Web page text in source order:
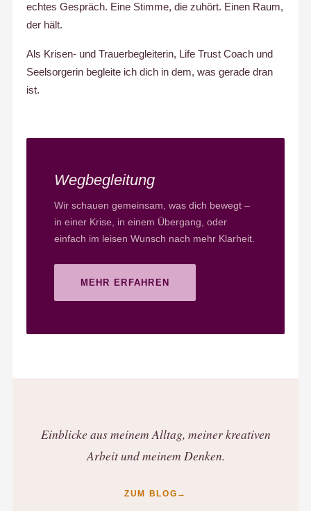
echtes Gespräch. Eine Stimme, die zuhört. Einen Raum,
der hält.
Als Krisen- und Trauerbegleiterin, Life Trust Coach und
Seelsorgerin begleite ich dich in dem, was gerade dran
ist.
Wegbegleitung
Wir schauen gemeinsam, was dich bewegt –
in einer Krise, in einem Übergang, oder
einfach im leisen Wunsch nach mehr Klarheit.
MEHR ERFAHREN
Einblicke aus meinem Alltag, meiner kreativen
Arbeit und meinem Denken.
ZUM BLOG